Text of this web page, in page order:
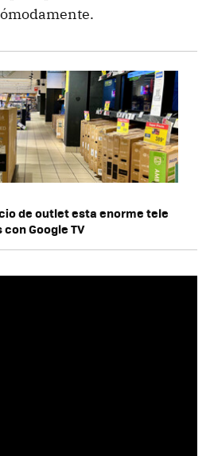
de outlet esta enorme tele
con Google TV